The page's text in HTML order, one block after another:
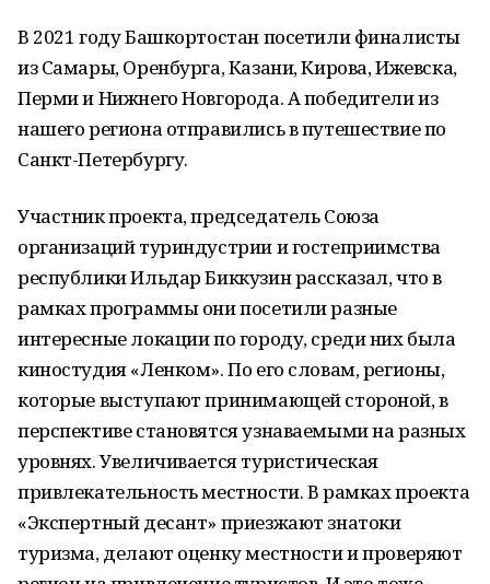
В 2021 году Башкортостан посетили финалисты
из Самары, Оренбурга, Казани, Кирова, Ижевска,
Перми и Нижнего Новгорода. А победители из
нашего региона отправились в путешествие по
Санкт-Петербургу.
Участник проекта, председатель Союза
организаций туриндустрии и гостеприимства
республики Ильдар Биккузин рассказал, что в
рамках программы они посетили разные
интересные локации по городу, среди них была
киностудия «Ленком». По его словам, регионы,
которые выступают принимающей стороной, в
перспективе становятся узнаваемыми на разных
уровнях. Увеличивается туристическая
привлекательность местности. В рамках проекта
«Экспертный десант» приезжают знатоки
туризма, делают оценку местности и проверяют